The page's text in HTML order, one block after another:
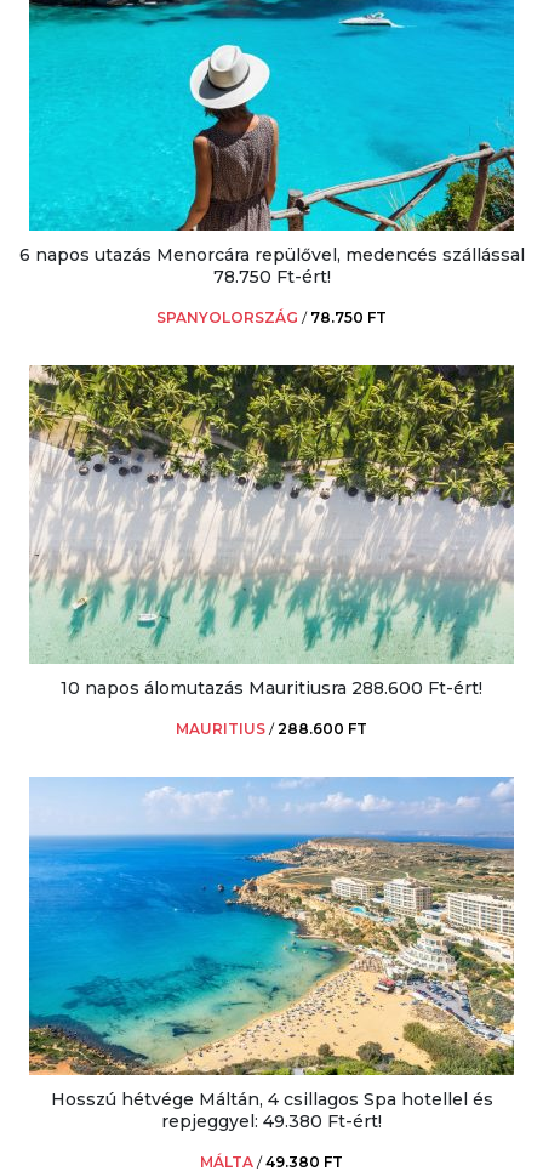
6 napos utazás Menorcára repülővel, medencés szállással
78.750 Ft-ért!
SPANYOLORSZÁG / 78.750 FT
10 napos álomutazás Mauritiusra 288.600 Ft-ért!
MAURITIUS /288.600 FT
Hosszú hétvége Máltán, 4 csillagos Spa hotellel és
repjeggyel: 49.380 Ft-ért!
MÁLTA /49.380 FT